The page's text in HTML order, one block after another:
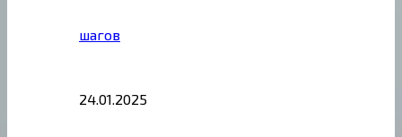
шагов
24.01.2025